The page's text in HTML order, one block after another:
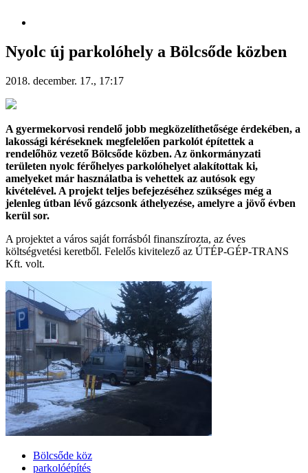
Nyolc új parkolóhely a Bölcsőde közben
2018. december. 17., 17:17
A gyermekorvosi rendelő jobb megközelíthetősége érdekében, a
lakossági kéréseknek megfelelően parkolót építettek a
rendelőhöz vezető Bölcsőde közben. Az önkormányzati
területen nyolc férőhelyes parkolóhelyet alakítottak ki,
amelyeket már használatba is vehettek az autósok egy
kivételével. A projekt teljes befejezéséhez szükséges még a
jelenleg útban lévő gázcsonk áthelyezése, amelyre a jövő évben
kerül sor.
A projektet a város saját forrásból finanszírozta, az éves
költségvetési keretből. Felelős kivitelező az ÚTÉP-GÉP-TRANS
Kft. volt.
Bölcsőde köz
parkolóépítés